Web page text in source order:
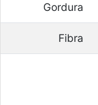
Gordura
Fibra